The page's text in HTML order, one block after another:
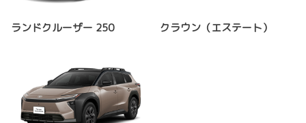
ランドクルーザー 250 クラウン（エステート）